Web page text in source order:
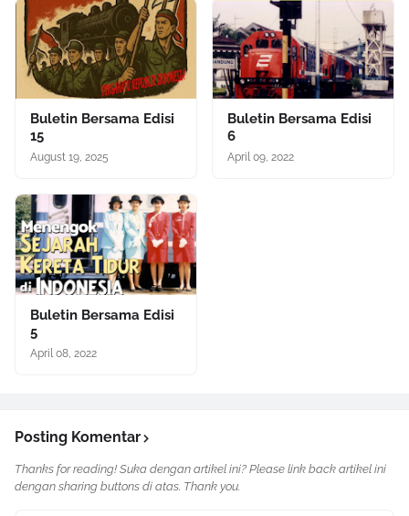
Buletin Bersama Edisi
15
August 19, 2025
Buletin Bersama Edisi
6
April 09, 2022
Buletin Bersama Edisi
5
April 08, 2022
Posting Komentar
Thanks for reading! Suka dengan artikel ini? Please link back artikel ini
dengan sharing buttons di atas. Thank you.